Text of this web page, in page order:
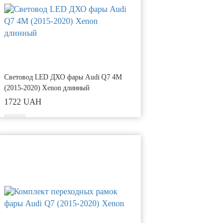
Световод LED ДХО фары Audi Q7 4M
(2015-2020) Xenon длинный
1722 UAH